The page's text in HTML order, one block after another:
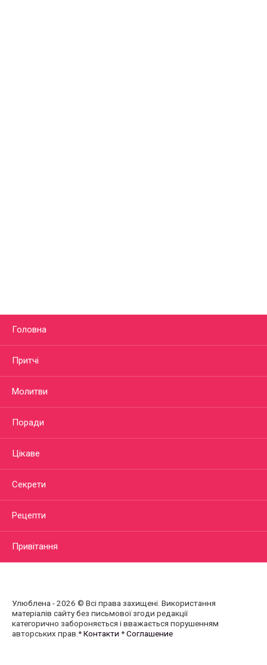
Головна
Притчі
Молитви
Поради
Цікаве
Секрети
Рецепти
Привітання
Улюблена - 2026 © Всі права захищені. Використання
матеріалів сайту без письмової згоди редакції
категорично забороняється і вважається порушенням
авторських прав.*Контакти *Соглашение